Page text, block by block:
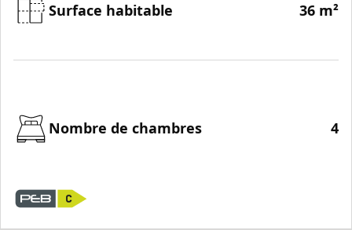
Surface habitable 36 m²
Nombre de chambres 4